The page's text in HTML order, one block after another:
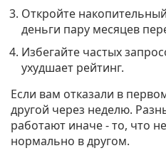
Откройте
деньги пару месяцев
Избегайте частых
ухудшает рейтинг.
Если вам отказали в
другой через неделю.
работают иначе - то, что
нормально в другом.